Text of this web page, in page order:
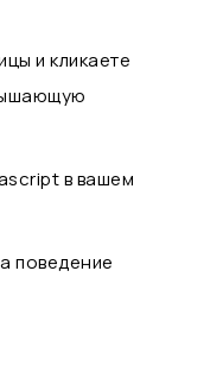
и кликаете
в вашем
поведение